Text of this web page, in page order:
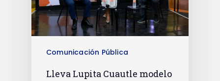
Comunicación Pública
Lleva Lupita Cuautle modelo